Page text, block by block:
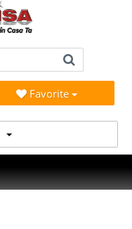
Favorite